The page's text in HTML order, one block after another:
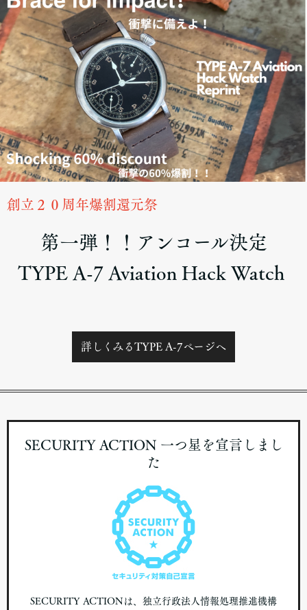
創立２０周年爆割還元祭
第一弾！！アンコール決定
TYPE A-7 Aviation Hack Watch
詳しくみるTYPE A-7ページヘ
SECURITY ACTION 一つ星を宣言しまし
た
SECURITY ACTIONは、独立行政法人情報処理推進機構